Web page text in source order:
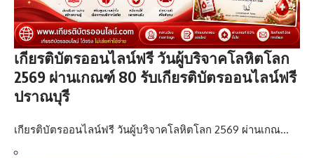
เกียรติบัตรออนไลน์ฟรี วันผู้บริจาคโลหิตโลก
2569 ผ่านเกณฑ์ 80 รับเกียรติบัตรออนไลน์ฟรี
ปราณบุรี
เกียรติบัตรออนไลน์ฟรี วันผู้บริจาคโลหิตโลก 2569 ผ่านเกณ…